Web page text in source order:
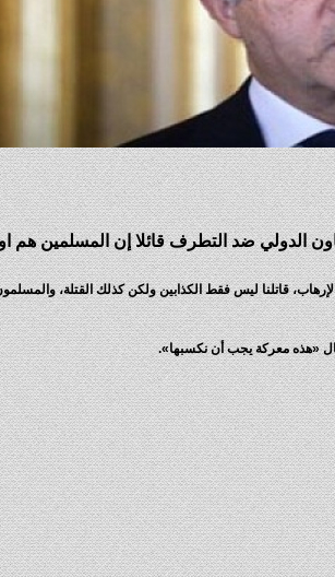
الدولي ضد التطرف قائلا إن المسلمين هم
قاتلنا ليس فقط الكذابين ولكن كذلك القتلة، والمسلمون
«هذه معركة يجب أن نكسبها».